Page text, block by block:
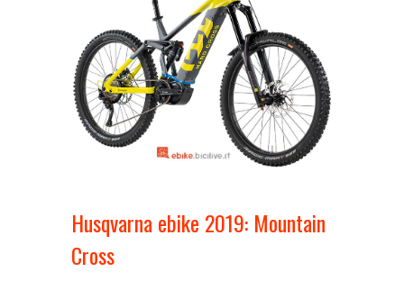
Husqvarna ebike 2019: Mountain
Cross